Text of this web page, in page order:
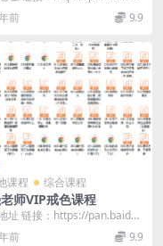
1pGaBa_Y...
前 9.9
课程 综合课程
师VIP戒色课程
址 链接：https://pan.baidu.
1ewmEQi7...
前 9.9